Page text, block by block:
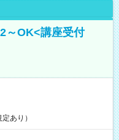
～OK<講座受付
あり）